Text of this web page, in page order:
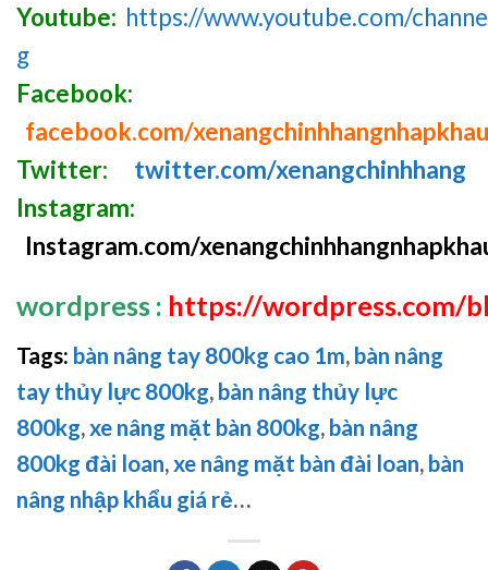
Youtube: https://www.youtube.com/
g
Facebook:
facebook.com/xenangchinhhangnhapkhau
Twitter:
twitter.com/xenangchinhhang
Instagram:
Instagram.com/
wordpress : https://wordpress.com/
Tags: bàn nâng tay 800kg cao 1m, bàn nâng
tay thủy lực 800kg, bàn nâng thủy lực
800kg,xe nâng mặt bàn 800kg, bàn nâng
800kg đài loan,xe nâng mặt bàn đài loan, bàn
nâng nhập khẩu giá rẻ…